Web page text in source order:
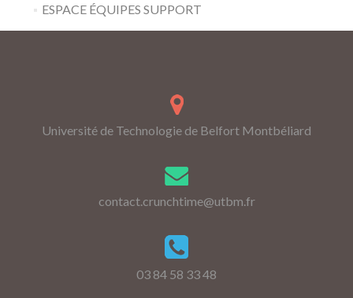
ESPACE ÉQUIPES SUPPORT
Université de Technologie de Belfort Montbéliard
contact.crunchtime@utbm.fr
03 84 58 33 48